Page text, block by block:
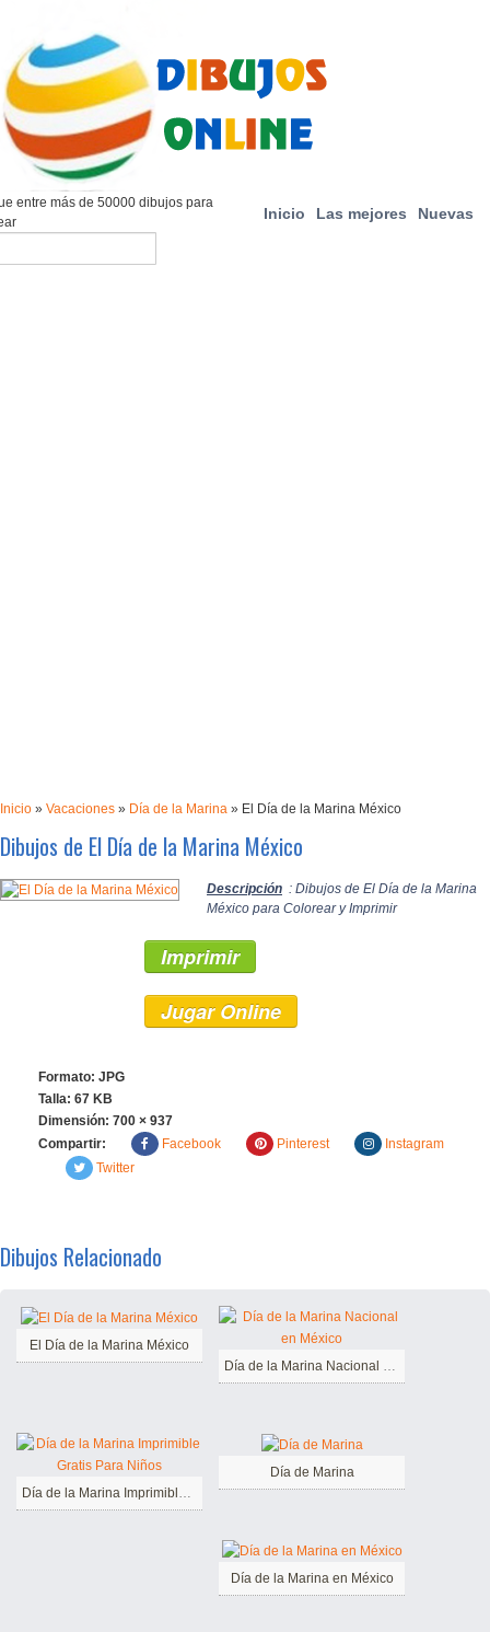
Inicio Las mejores Nuevas
entre más de 50000 dibujos para
Inicio » Vacaciones » Día de la Marina » El Día de la Marina México
Dibujos de El Día de la Marina México
Descripción : Dibujos de El Día de la Marina
México para Colorear y Imprimir
Imprimir
Jugar Online
Formato: JPG
Talla: 67 KB
Dimensión: 700 × 937
Compartir:
Facebook Pinterest
Instagram
Twitter
Dibujos Relacionado
El Día de la Marina México
Día de la Marina Nacional en México
Día de la Marina Imprimible Gratis Para Niños
Día de Marina
Día de la Marina en México